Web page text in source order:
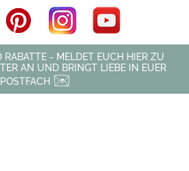
- MELDET EUCH HIER ZU
AN UND BRINGT LIEBE IN EUER
POSTFACH